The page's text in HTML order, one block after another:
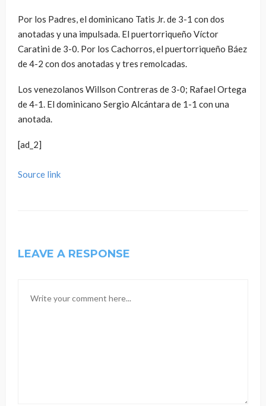
Por los Padres, el dominicano Tatis Jr. de 3-1 con dos
anotadas y una impulsada. El puertorriqueño Víctor
Caratini de 3-0. Por los Cachorros, el puertorriqueño Báez
de 4-2 con dos anotadas y tres remolcadas.
Los venezolanos Willson Contreras de 3-0; Rafael Ortega
de 4-1. El dominicano Sergio Alcántara de 1-1 con una
anotada.
[ad_2]
Source link
LEAVE A RESPONSE